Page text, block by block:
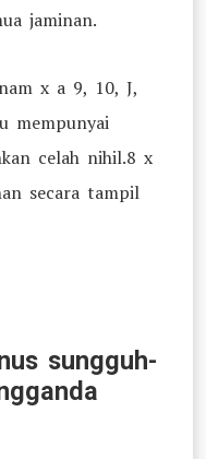
jaminan.
x a 9, 10, J,
mempunyai
celah nihil.8 x
secara tampil
sungguh-